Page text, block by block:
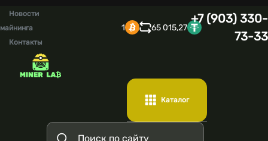
Новости
майнинга
Контакты
1 65 015,27
+7 (903) 330-
73-33
Каталог